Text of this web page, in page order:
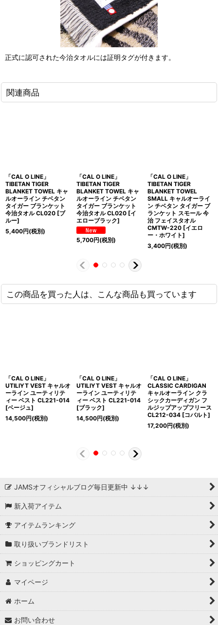
正式に認可された今治タオルには証明タグが付きます。
関連商品
「CAL O LINE」
TIBETAN TIGER
BLANKET TOWEL キャ
ルオーライン チベタン
タイガー ブランケット
今治タオル CL020 [ブ
ルー]
5,400円(税別)
「CAL O LINE」
TIBETAN TIGER
BLANKET TOWEL キャ
ルオーライン チベタン
タイガー ブランケット
今治タオル CL020 [イ
エローブラック]
5,700円(税別)
「CAL O LINE」
TIBETAN TIGER
BLANKET TOWEL
SMALL キャルオーライ
ン チベタン タイガー ブ
ランケット スモール 今
治 フェイスタオル
CMTW-220 [イエロ
ー・ホワイト]
3,400円(税別)
この商品を買った人は、こんな商品も買っています
「CAL O LINE」
UTILIYT VEST キャルオ
ーライン ユーティリテ
ィー ベスト CL221-014
[ベージュ]
14,500円(税別)
「CAL O LINE」
UTILIYT VEST キャルオ
ーライン ユーティリテ
ィー ベスト CL221-014
[ブラック]
14,500円(税別)
「CAL O LINE」
CLASSIC CARDIGAN
キャルオーライン クラ
シックカーディガン フ
ルジップアップフリース
CL212-034 [コバルト]
17,200円(税別)
JAMSオフィシャルブログ毎日更新中 ↓↓↓
新入荷アイテム
アイテムランキング
取り扱いブランドリスト
ショッピングカート
マイページ
ホーム
お問い合わせ